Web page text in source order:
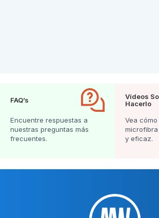
FAQ’s
Encuentre respuestas a
nuestras preguntas más
frecuentes.
Vídeos
Hacerlo
Vea
y eficaz.